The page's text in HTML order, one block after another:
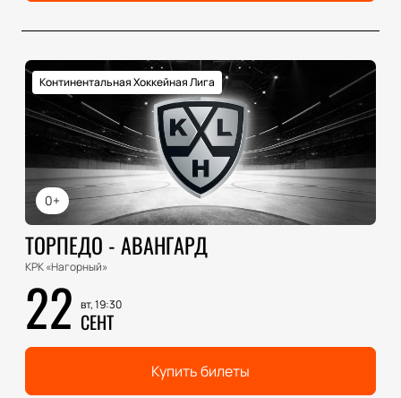
0+
Континентальная Хоккейная Лига
ТОРПЕДО - АВАНГАРД
КРК «Нагорный»
22 вт, 19:30
СЕНТ
Купить билеты